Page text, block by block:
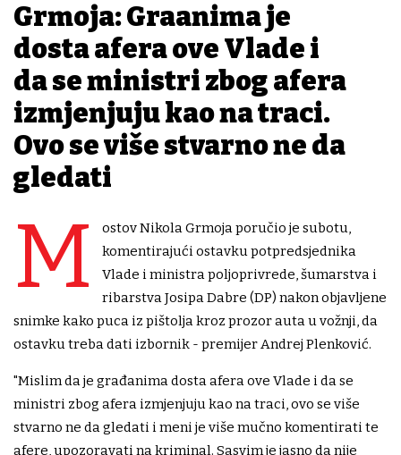
Grmoja: Građanima je
dosta afera ove Vlade i
da se ministri zbog afera
izmjenjuju kao na traci.
Ovo se više stvarno ne da
gledati
M
ostov Nikola Grmoja poručio je subotu,
komentirajući ostavku potpredsjednika
Vlade i ministra poljoprivrede, šumarstva i
ribarstva Josipa Dabre (DP) nakon objavljene
snimke kako puca iz pištolja kroz prozor auta u vožnji, da
ostavku treba dati izbornik - premijer Andrej Plenković.
"Mislim da je građanima dosta afera ove Vlade i da se
ministri zbog afera izmjenjuju kao na traci, ovo se više
stvarno ne da gledati i meni je više mučno komentirati te
afere, upozoravati na kriminal. Sasvim je jasno da nije